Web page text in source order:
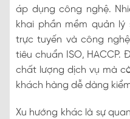
áp dụng công nghệ.
khai phần mềm quản
trực tuyến và công
tiêu chuẩn ISO, HACCP.
chất lượng dịch vụ mà
khách hàng dễ dàng
Xu hướng khác là sự